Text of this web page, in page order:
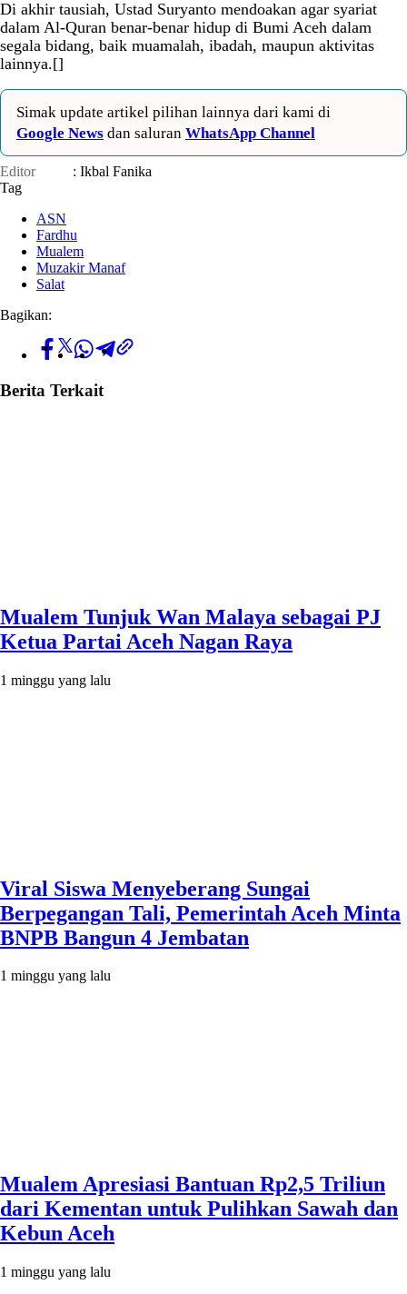
Di akhir tausiah, Ustad Suryanto mendoakan agar syariat
dalam Al-Quran benar-benar hidup di Bumi Aceh dalam
segala bidang, baik muamalah, ibadah, maupun aktivitas
lainnya.[]
Simak update artikel pilihan lainnya dari kami di
Google News dan saluran WhatsApp Channel
Editor
: Ikbal Fanika
Tag
ASN
Fardhu
Mualem
Muzakir Manaf
Salat
Bagikan:
Berita Terkait
Mualem Tunjuk Wan Malaya sebagai PJ
Ketua Partai Aceh Nagan Raya
1 minggu yang lalu
Viral Siswa Menyeberang Sungai
Berpegangan Tali, Pemerintah Aceh Minta
BNPB Bangun 4 Jembatan
1 minggu yang lalu
Mualem Apresiasi Bantuan Rp2,5 Triliun
dari Kementan untuk Pulihkan Sawah dan
Kebun Aceh
1 minggu yang lalu